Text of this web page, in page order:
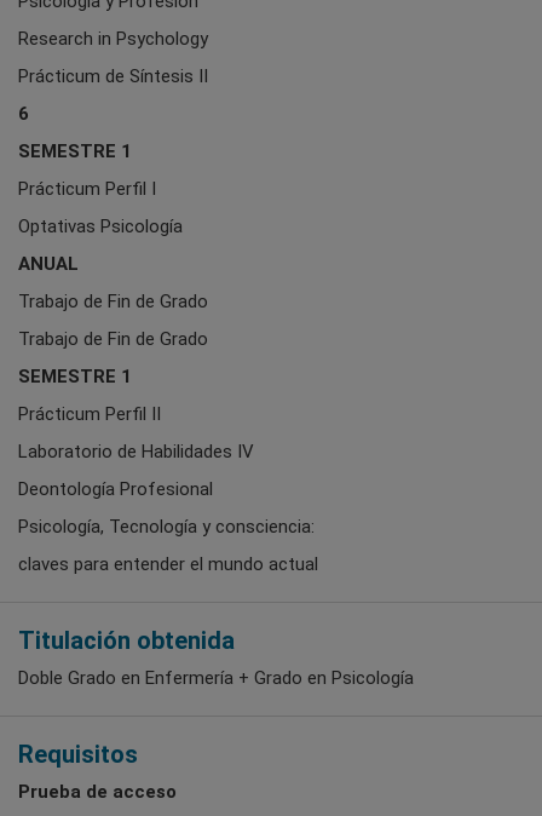
Research in Psychology
Prácticum de Síntesis II
6
SEMESTRE 1
Prácticum Perfil I
Optativas Psicología
ANUAL
Trabajo de Fin de Grado
Trabajo de Fin de Grado
SEMESTRE 1
Prácticum Perfil II
Laboratorio de Habilidades IV
Deontología Profesional
Psicología, Tecnología y consciencia:
claves para entender el mundo actual
Titulación obtenida
Doble Grado en Enfermería + Grado en Psicología
Requisitos
Prueba de acceso